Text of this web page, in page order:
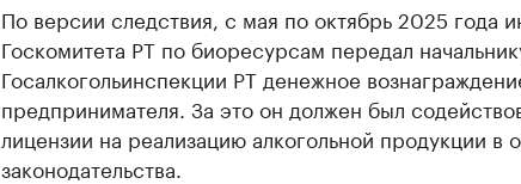
По версии следствия, с мая по октябрь 2025 года
Госкомитета РТ по биоресурсам передал
Госалкогольинспекции РТ денежное
предпринимателя. За это он должен был
лицензии на реализацию алкогольной продукции в
законодательства.